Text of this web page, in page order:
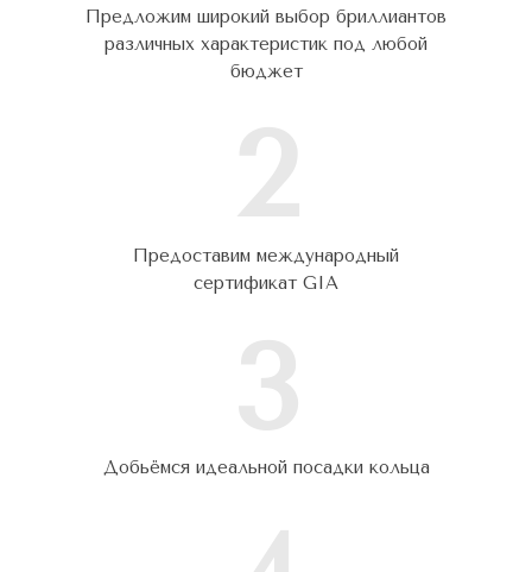
Предложим широкий выбор бриллиантов
различных характеристик под любой
бюджет
Предоставим международный
сертификат GIA
Добьёмся идеальной посадки кольца